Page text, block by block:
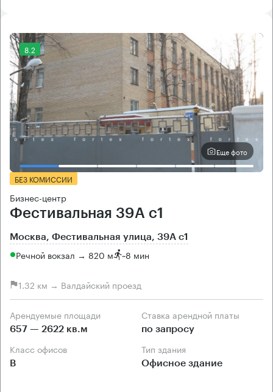
8.2
Еще фото
БЕЗ КОМИССИИ
Бизнес-центр
Фестивальная 39А с1
Москва, Фестивальная улица, 39А с1
Речной вокзал → 820 м ~8 мин
1.32 км → Валдайский проезд
Арендуемые площади
657 — 2622 кв.м
Ставка арендной платы
по запросу
Класс офисов
B
Тип здания
Офисное здание